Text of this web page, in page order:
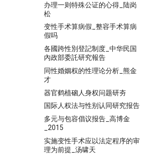
办理一则特殊公证的心得_陆岗
松
变性手术算病假_整容手术算病
假吗
各國跨性別登記制度_中华民国
內政部委託研究報告
同性婚姻权的性理论分析_熊金
才
器官鹤植硇人身权问题研夯
国际人权法与性别认同研究报告
多元与包容倡议报告_高博金
_2015
实施变性手术应以法定程序的审
理为前提_汤啸天